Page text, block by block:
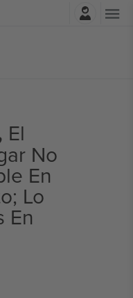
El
No
En
Lo
En